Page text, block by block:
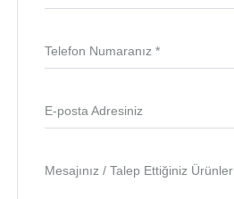
Telefon Numaranız *
E-posta Adresiniz
Mesajınız / Talep Ettiğiniz Ürünler